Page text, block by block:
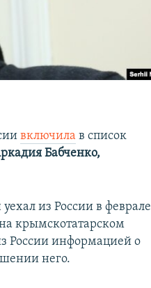
включила в список
Бабченко,
из России в феврале
крымскотатарском
России информацией о
него.